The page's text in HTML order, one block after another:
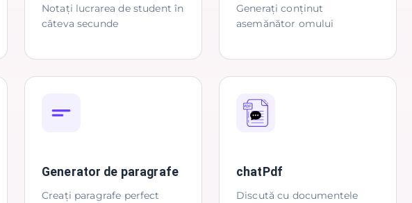
Notați lucrarea de student în
câteva secunde
Generați conținut
asemănător omului
Generator de paragrafe
Creați paragrafe perfect
chatPdf
Discută cu documentele